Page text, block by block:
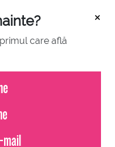
×
care află
Iași